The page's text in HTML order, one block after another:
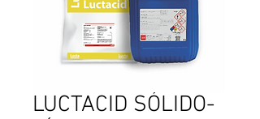
LUCTACID SÓLIDO-